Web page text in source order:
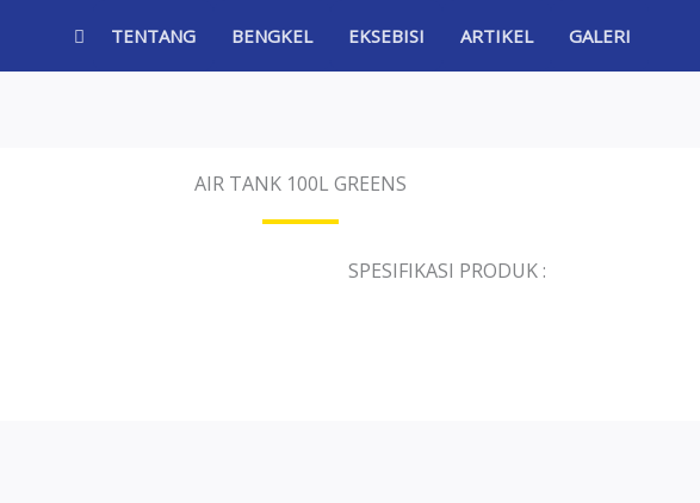
TENTANG BENGKEL EKSEBISI ARTIKEL GALERI
AIR TANK 100L GREENS
SPESIFIKASI PRODUK :